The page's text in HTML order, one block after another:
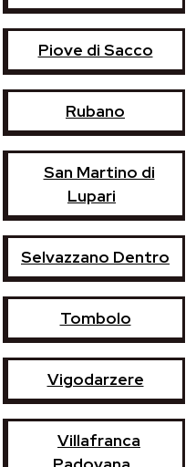
Piove di Sacco
Rubano
San Martino di
Lupari
Selvazzano Dentro
Tombolo
Vigodarzere
Villafranca